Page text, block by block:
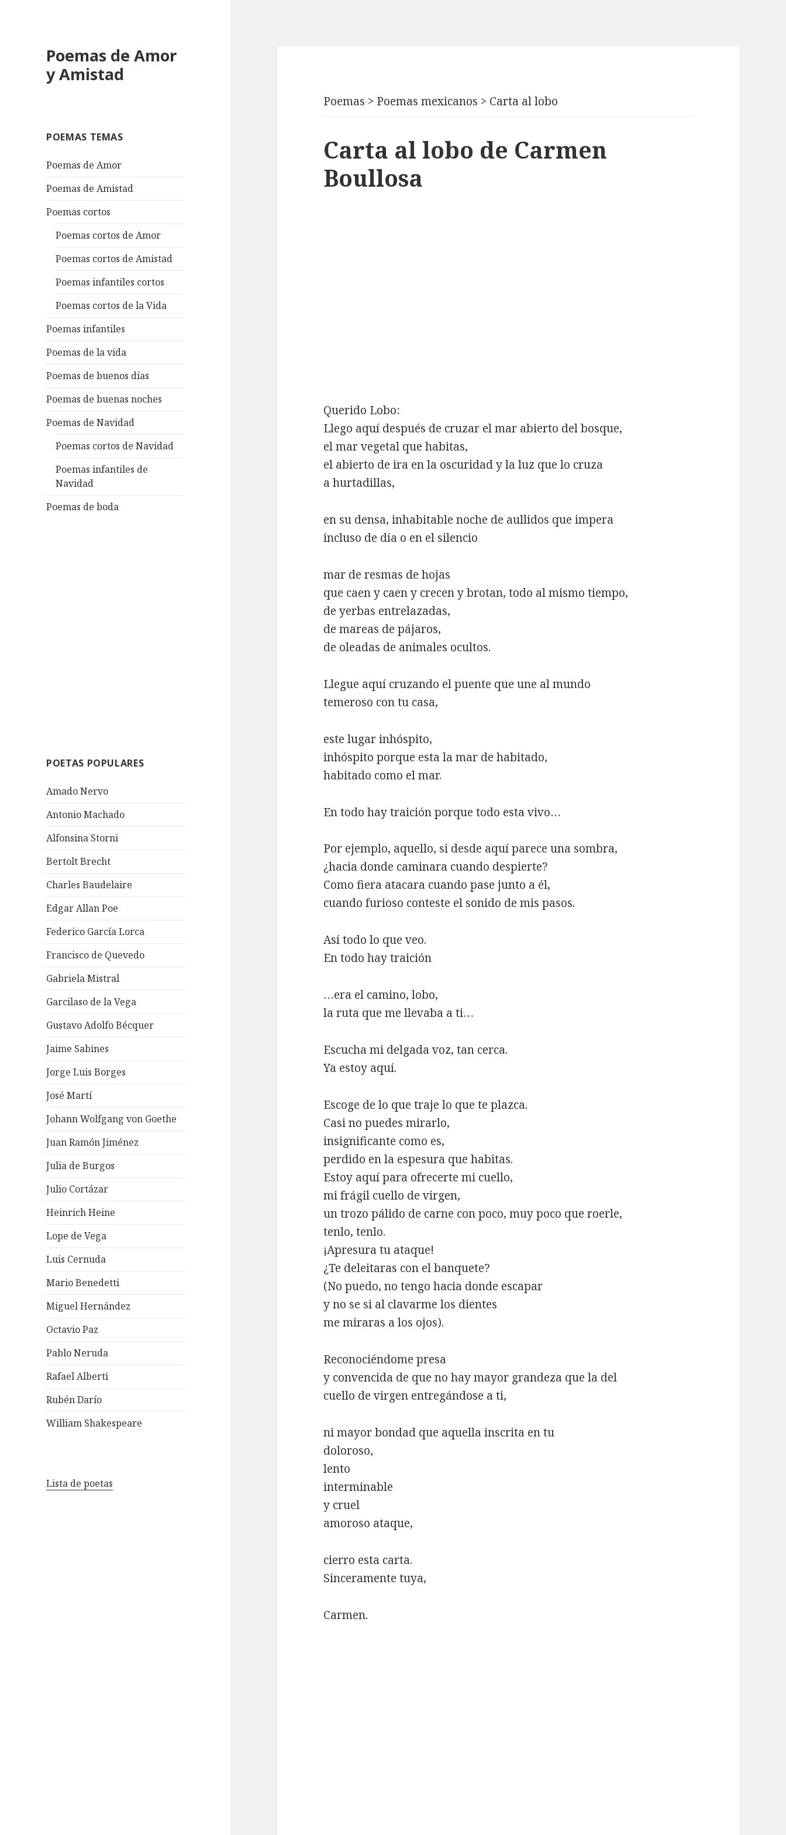
Poemas de Amor
y Amistad
POEMAS TEMAS
Poemas de Amor
Poemas de Amistad
Poemas cortos
Poemas cortos de Amor
Poemas cortos de Amistad
Poemas infantiles cortos
Poemas cortos de la Vida
Poemas infantiles
Poemas de la vida
Poemas de buenos días
Poemas de buenas noches
Poemas de Navidad
Poemas cortos de Navidad
Poemas infantiles de
Navidad
Poemas de boda
POETAS POPULARES
Amado Nervo
Antonio Machado
Alfonsina Storni
Bertolt Brecht
Charles Baudelaire
Edgar Allan Poe
Federico García Lorca
Francisco de Quevedo
Gabriela Mistral
Garcilaso de la Vega
Gustavo Adolfo Bécquer
Jaime Sabines
Jorge Luis Borges
José Martí
Johann Wolfgang von Goethe
Juan Ramón Jiménez
Julia de Burgos
Julio Cortázar
Heinrich Heine
Lope de Vega
Luis Cernuda
Mario Benedetti
Miguel Hernández
Octavio Paz
Pablo Neruda
Rafael Alberti
Rubén Darío
William Shakespeare
Lista de poetas
Poemas > Poemas mexicanos > Carta al lobo
Carta al lobo de Carmen
Boullosa
Querido Lobo:
Llego aquí después de cruzar el mar abierto del bosque,
el mar vegetal que habitas,
el abierto de ira en la oscuridad y la luz que lo cruza
a hurtadillas,
en su densa, inhabitable noche de aullidos que impera
incluso de día o en el silencio
mar de resmas de hojas
que caen y caen y crecen y brotan, todo al mismo tiempo,
de yerbas entrelazadas,
de mareas de pájaros,
de oleadas de animales ocultos.
Llegue aquí cruzando el puente que une al mundo
temeroso con tu casa,
este lugar inhóspito,
inhóspito porque esta la mar de habitado,
habitado como el mar.
En todo hay traición porque todo esta vivo…
Por ejemplo, aquello, si desde aquí parece una sombra,
¿hacia donde caminara cuando despierte?
Como fiera atacara cuando pase junto a él,
cuando furioso conteste el sonido de mis pasos.
Así todo lo que veo.
En todo hay traición
…era el camino, lobo,
la ruta que me llevaba a ti…
Escucha mi delgada voz, tan cerca.
Ya estoy aquí.
Escoge de lo que traje lo que te plazca.
Casi no puedes mirarlo,
insignificante como es,
perdido en la espesura que habitas.
Estoy aquí para ofrecerte mi cuello,
mi frágil cuello de virgen,
un trozo pálido de carne con poco, muy poco que roerle,
tenlo, tenlo.
¡Apresura tu ataque!
¿Te deleitaras con el banquete?
(No puedo, no tengo hacia donde escapar
y no se si al clavarme los dientes
me miraras a los ojos).
Reconociéndome presa
y convencida de que no hay mayor grandeza que la del
cuello de virgen entregándose a ti,
ni mayor bondad que aquella inscrita en tu
doloroso,
lento
interminable
y cruel
amoroso ataque,
cierro esta carta.
Sinceramente tuya,
Carmen.